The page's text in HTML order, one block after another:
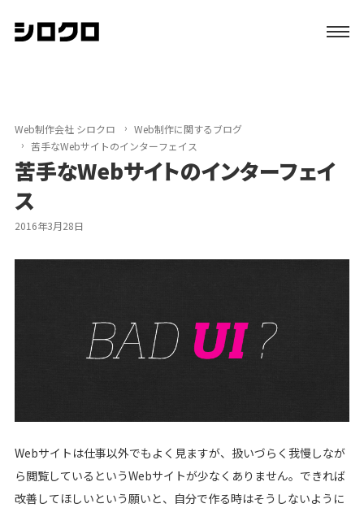
サービス
制作実績
ブログ
お問い合わせ
無料オンライン相談
Web制作会社 シロクロ
Web制作に関するブログ
苦手なWebサイトのインターフェイス
苦手なWebサイトのインターフェイ
ス
2016年3月28日
Webサイトは仕事以外でもよく見ますが、扱いづらく我慢しなが
ら閲覧しているというWebサイトが少なくありません。できれば
改善してほしいという願いと、自分で作る時はそうしないように